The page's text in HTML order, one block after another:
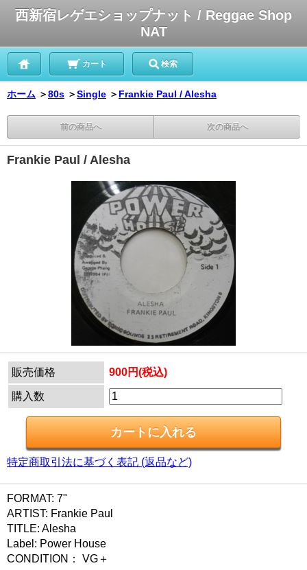
西新宿レゲエショップナット / Reggae Shop
NAT
カート 検索
ホーム ＞80s ＞Single ＞ Frankie Paul / Alesha
前の商品へ 次の商品へ
Frankie Paul / Alesha
販売価格 900円(税込)
購入数
特定商取引法に基づく表記 (返品など)
FORMAT: 7"
ARTIST: Frankie Paul
TITLE: Alesha
Label: Power House
CONDITION： VG＋